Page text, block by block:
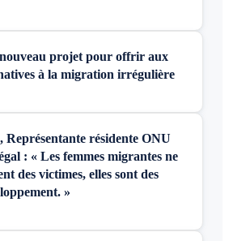
projet pour offrir aux
à la migration irrégulière
résidente ONU
: « Les femmes migrantes ne
des victimes, elles sont des
»